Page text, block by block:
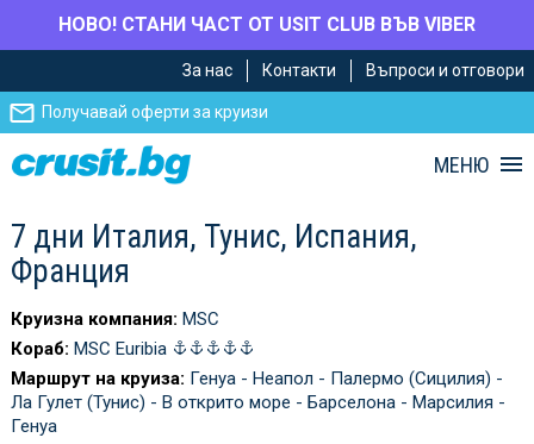
НОВО! СТАНИ ЧАСТ ОТ USIT CLUB ВЪВ VIBER
главното
съдържание
Навигацията
За нас Контакти Въпроси и отговори
Получавай оферти за круизи
МЕНЮ
7 дни Италия, Тунис, Испания,
Франция
Круизна компания: MSC
Кораб: MSC Euribia
Маршрут на круиза: Генуа - Неапол - Палермо (Сицилия) -
Ла Гулет (Тунис) - В открито море - Барселона - Марсилия -
Генуа